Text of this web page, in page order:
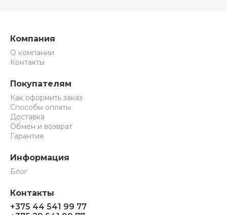
Компания
О компании
Контакты
Покупателям
Как оформить заказ
Способы оплаты
Доставка
Обмен и возврат
Гарантия
Информация
Блог
Контакты
+375 44 541 99 77